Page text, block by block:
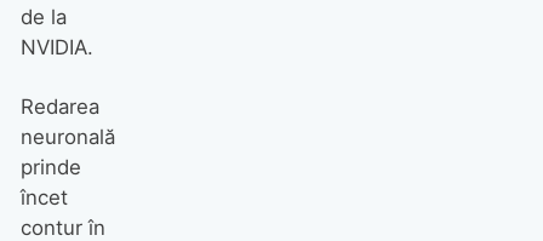
de la
NVIDIA.
Redarea
neuronală
prinde
încet
contur în